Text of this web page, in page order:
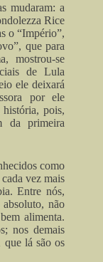
mudaram: a
Rice
o “Império”,
que para
mostrou-se
de Lula
ele deixará
por ele
pois,
da primeira
como
vez mais
Entre nós,
não
alimenta.
nos demais
que lá são os